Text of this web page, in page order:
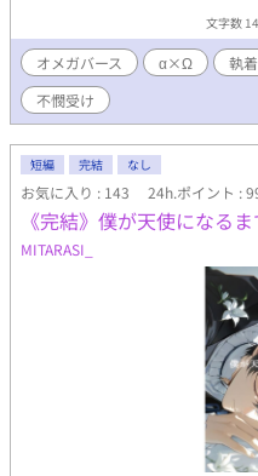
文字数
オメガバース α×Ω 執着
不憫受け
短編 完結 なし
お気に入り : 143 24h.ポイント :
《完結》僕が天使になるま
MITARASI_